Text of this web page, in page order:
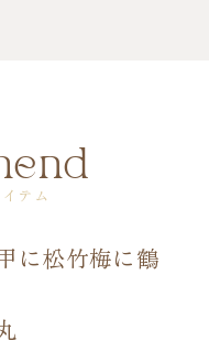
テム
に松竹梅に鶴